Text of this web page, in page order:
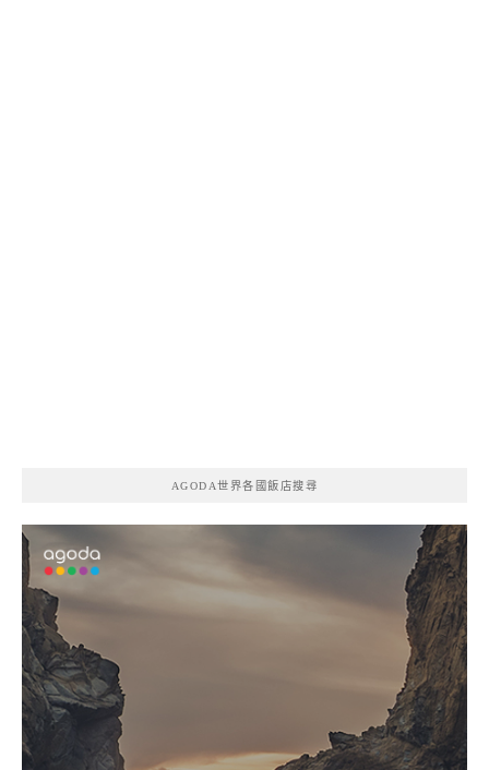
AGODA世界各國飯店搜尋